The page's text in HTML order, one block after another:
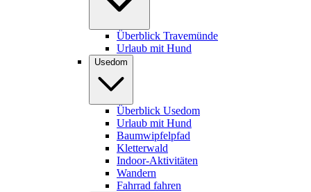
Überblick Travemünde
Urlaub mit Hund
Usedom
Überblick Usedom
Urlaub mit Hund
Baumwipfelpfad
Kletterwald
Indoor-Aktivitäten
Wandern
Fahrrad fahren